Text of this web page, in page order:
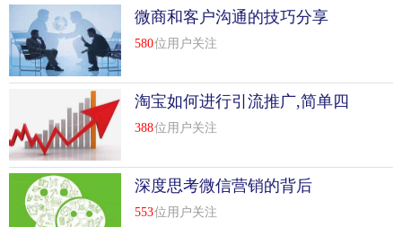
微商和客户沟通的技巧分享
580位用户关注
淘宝如何进行引流推广,简单四
招快速引流
388位用户关注
深度思考微信营销的背后
553位用户关注